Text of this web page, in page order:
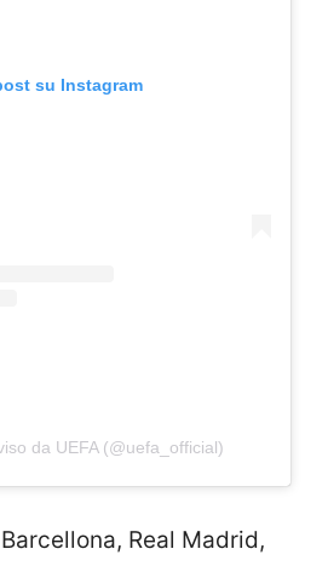
su Instagram
da UEFA (@uefa_official)
Real Madrid,